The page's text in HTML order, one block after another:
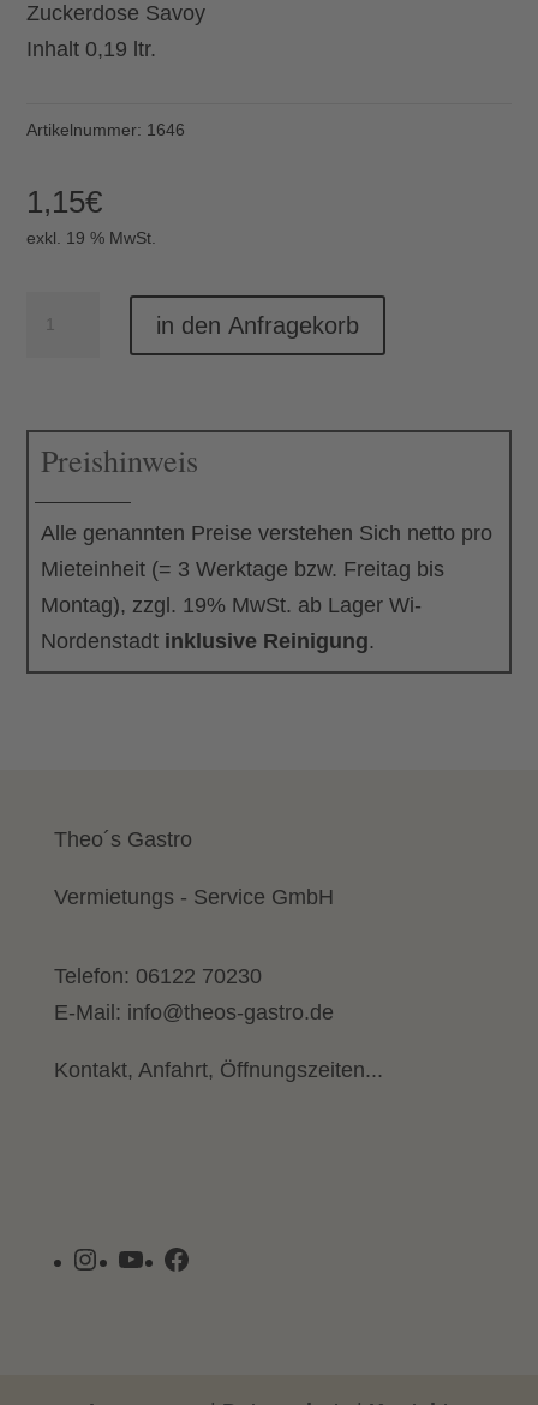
Zuckerdose Savoy
Inhalt 0,19 ltr.
Artikelnummer: 1646
1,15€
exkl. 19 % MwSt.
in den Anfragekorb
Preishinweis
Alle genannten Preise verstehen Sich netto pro
Mieteinheit (= 3 Werktage bzw. Freitag bis
Montag), zzgl. 19% MwSt. ab Lager Wi-
Nordenstadt inklusive Reinigung.
Theo´s Gastro
Vermietungs - Service GmbH
Telefon: 06122 70230
E-Mail: info@theos-gastro.de
Kontakt, Anfahrt, Öffnungszeiten...
Instagram
YouTubeFacebook